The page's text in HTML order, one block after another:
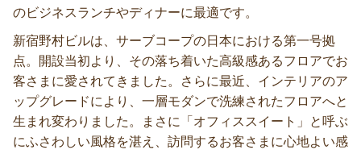
のビジネスランチやディナーに最適です。
新宿野村ビルは、サーブコープの日本における第一号拠
点。開設当初より、その落ち着いた高級感あるフロアでお
客さまに愛されてきました。さらに最近、インテリアのア
ップグレードにより、一層モダンで洗練されたフロアへと
生まれ変わりました。まさに「オフィススイート」と呼ぶ
にふさわしい風格を湛え、訪問するお客さまに心地よい感